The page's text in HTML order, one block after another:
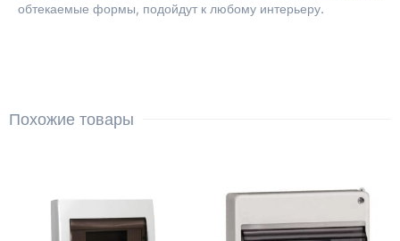
обтекаемые формы, подойдут к любому интерьеру.
Похожие товары